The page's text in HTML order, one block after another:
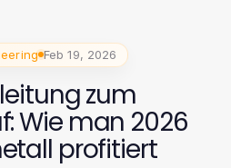
Feb 19, 2026
zum
Wie man 2026
profitiert